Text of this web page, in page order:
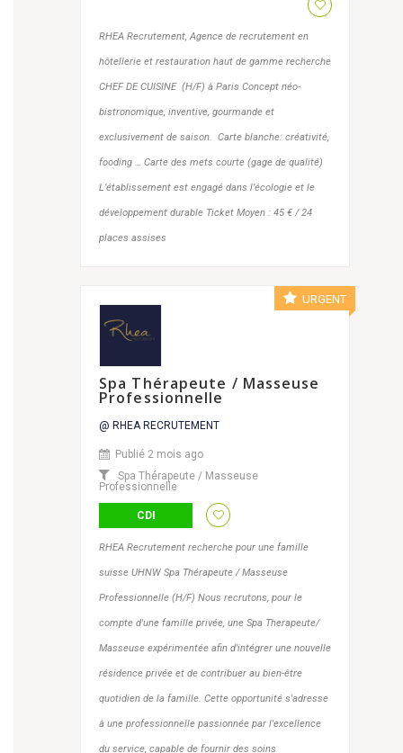
RHEA Recrutement, Agence de recrutement en
hôtellerie et restauration haut de gamme recherche
CHEF DE CUISINE (H/F) à Paris Concept néo-
bistronomique, inventive, gourmande et
exclusivement de saison. Carte blanche: créativité,
fooding … Carte des mets courte (gage de qualité)
L’établissement est engagé dans l’écologie et le
développement durable Ticket Moyen : 45 € / 24
places assises
URGENT
Spa Thérapeute / Masseuse
Professionnelle
@ RHEA RECRUTEMENT
Publié 2 mois ago
Spa Thérapeute / Masseuse
Professionnelle
CDI
RHEA Recrutement recherche pour une famille
suisse UHNW Spa Thérapeute / Masseuse
Professionnelle (H/F) Nous recrutons, pour le
compte d'une famille privée, une Spa Therapeute/
Masseuse expérimentée afin d'intégrer une nouvelle
résidence privée et de contribuer au bien-être
quotidien de la famille. Cette opportunité s'adresse
à une professionnelle passionnée par l'excellence
du service, capable de fournir des soins